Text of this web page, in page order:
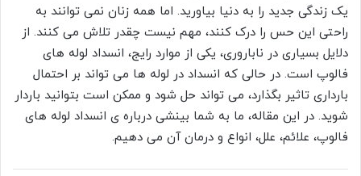
یک زندگی جدید را به دنیا بیاورید. اما همه زنان نمی توانند به
راحتی این حس را درک کنند، مهم نیست چقدر تلاش می کنند. از
دلایل بسیاری در ناباروری، یکی از موارد رایج، انسداد لوله های
فالوپ است. در حالی که انسداد در لوله ها می تواند بر احتمال
بارداری تاثیر بگذارد، می تواند حل شود و ممکن است بتوانید باردار
شوید. در این مقاله، ما به شما بینشی درباره ی انسداد لوله های
فالوپ، علائم، علل، انواع و درمان آن می دهیم.